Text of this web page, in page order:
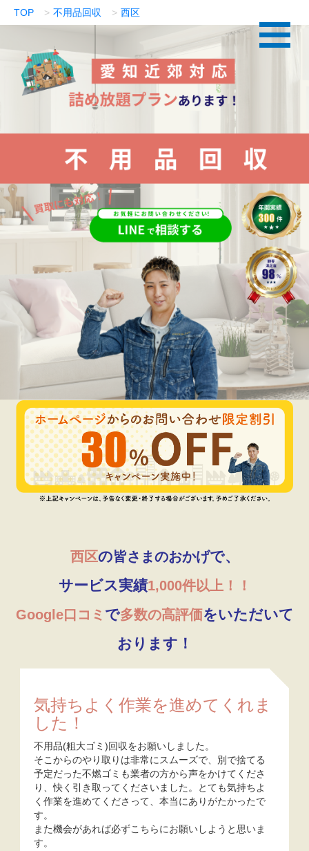
TOP 不用品回収 西区
西区の皆さまのおかげで、
サービス実績1,000件以上！！
Google口コミ で多数の高評価をいただいて
おります！
気持ちよく作業を進めてくれま
した！
不用品(粗大ゴミ)回収をお願いしました。
そこからのやり取りは非常にスムーズで、別で捨てる
予定だった不燃ゴミも業者の方から声をかけてくださ
り、快く引き取ってくださいました。とても気持ちよ
く作業を進めてくださって、本当にありがたかったで
す。
また機会があれば必ずこちらにお願いしようと思いま
す。